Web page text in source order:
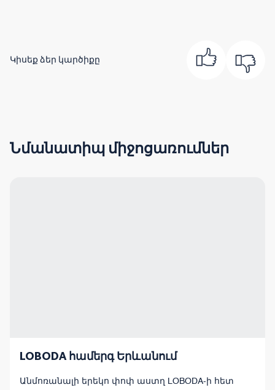
Կիսեք ձեր կարծիքը
Նմանատիպ միջոցառումներ
LOBODA համերգ Երևանում
Անմոռանալի երեկո փոփ աստղ LOBODA-ի հետ